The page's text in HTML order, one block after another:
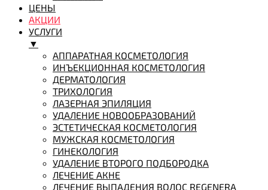
ЦЕНЫ
АКЦИИ
УСЛУГИ
▼
АППАРАТНАЯ КОСМЕТОЛОГИЯ
ИНЪЕКЦИОННАЯ КОСМЕТОЛОГИЯ
ДЕРМАТОЛОГИЯ
ТРИХОЛОГИЯ
ЛАЗЕРНАЯ ЭПИЛЯЦИЯ
УДАЛЕНИЕ НОВООБРАЗОВАНИЙ
ЭСТЕТИЧЕСКАЯ КОСМЕТОЛОГИЯ
МУЖСКАЯ КОСМЕТОЛОГИЯ
ГИНЕКОЛОГИЯ
УДАЛЕНИЕ ВТОРОГО ПОДБОРОДКА
ЛЕЧЕНИЕ АКНЕ
ЛЕЧЕНИЕ ВЫПАДЕНИЯ ВОЛОС REGENERA